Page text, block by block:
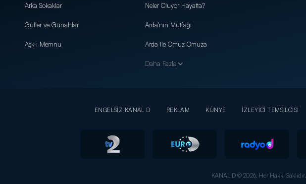
Arka Sokaklar
Güller ve Günahlar
Aşk-ı Memnu
Neler Oluyor Hayatta?
Arda'nın Mutfağı
Arda ile Omuz Omuza
Daha Fazla
ENGELSİZ KANAL D REKLAM KÜNYE İZLEYİCİ TEMSİLCİSİ
KANAL D © 2026. Her Hakkı Saklıdır.